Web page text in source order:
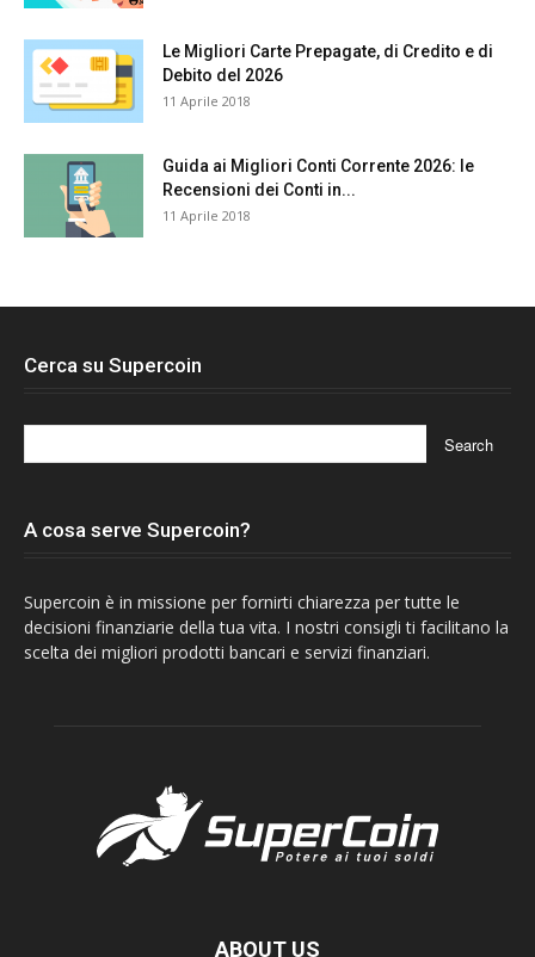
Le Migliori Carte Prepagate, di Credito e di
Debito del 2026
11 Aprile 2018
Guida ai Migliori Conti Corrente 2026: le
Recensioni dei Conti in...
11 Aprile 2018
Cerca su Supercoin
A cosa serve Supercoin?
Supercoin è in missione per fornirti chiarezza per tutte le
decisioni finanziarie della tua vita. I nostri consigli ti facilitano la
scelta dei migliori prodotti bancari e servizi finanziari.
ABOUT US